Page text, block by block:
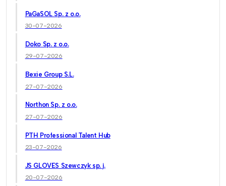
PaGaSOL Sp. z o.o.
30-07-2026
Doko Sp. z o.o.
29-07-2026
Bexie Group S.L.
27-07-2026
Northon Sp. z o.o.
27-07-2026
PTH Professional Talent Hub
23-07-2026
JS GLOVES Szewczyk sp. j.
20-07-2026